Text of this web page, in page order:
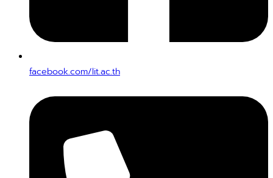
facebook.com/lit.ac.th